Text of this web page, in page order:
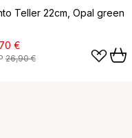
Teller 22cm, Opal green
€
26,90 €